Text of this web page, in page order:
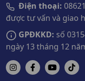
Điện thoại:
được tư vấn và giao
GPĐKKD: số
ngày 13 tháng 12